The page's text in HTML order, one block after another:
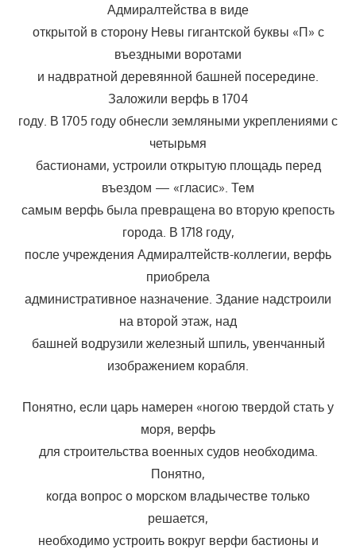
Адмиралтейства в виде
открытой в сторону Невы гигантской буквы «П» с
въездными воротами
и надвратной деревянной башней посередине.
Заложили верфь в 1704
году. В 1705 году обнесли земляными укреплениями с
четырьмя
бастионами, устроили открытую площадь перед
въездом — «гласис». Тем
самым верфь была превращена во вторую крепость
города. В 1718 году,
после учреждения Адмиралтейств-коллегии, верфь
приобрела
административное назначение. Здание надстроили
на второй этаж, над
башней водрузили железный шпиль, увенчанный
изображением корабля.
Понятно, если царь намерен «ногою твердой стать у
моря, верфь
для строительства военных судов необходима.
Понятно,
когда вопрос о морском владычестве только
решается,
необходимо устроить вокруг верфи бастионы и